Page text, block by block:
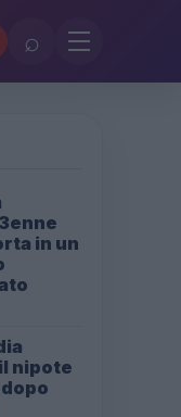
⌕
in un
nipote